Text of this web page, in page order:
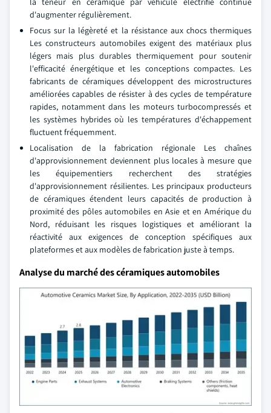
d'augmenter régulièrement.
Focus sur la légèreté et la résistance aux chocs thermiques
Les constructeurs automobiles exigent des matériaux plus
légers mais plus durables thermiquement pour soutenir
l'efficacité énergétique et les conceptions compactes. Les
fabricants de céramiques développent des microstructures
améliorées capables de résister à des cycles de température
rapides, notamment dans les moteurs turbocompressés et
les systèmes hybrides où les températures d'échappement
fluctuent fréquemment.
Localisation de la fabrication régionale Les chaînes
d'approvisionnement deviennent plus locales à mesure que
les équipementiers recherchent des stratégies
d'approvisionnement résilientes. Les principaux producteurs
de céramiques étendent leurs capacités de production à
proximité des pôles automobiles en Asie et en Amérique du
Nord, réduisant les risques logistiques et améliorant la
réactivité aux exigences de conception spécifiques aux
plateformes et aux modèles de fabrication juste à temps.
Analyse du marché des céramiques automobiles